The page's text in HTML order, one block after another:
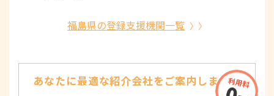
福島県の登録支援機関一覧
あなたに最適な紹介会社をご案内します！